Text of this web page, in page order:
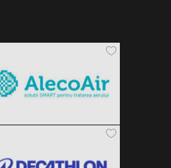
Clic și Vezi Ofertele!